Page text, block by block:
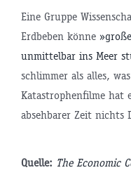
Eine Gruppe
Erdbeben könne
unmittelbar ins Meer
schlimmer als alles,
Katastrophenfilme hat
absehbarer Zeit nichts
Quelle: The Economic